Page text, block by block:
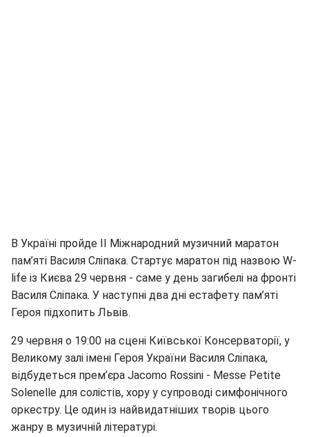
В Україні пройде ІІ Міжнародний музичний маратон
пам’яті Василя Сліпака. Стартує маратон під назвою W-
life із Києва 29 червня - саме у день загибелі на фронті
Василя Сліпака. У наступні два дні естафету пам’яті
Героя підхопить Львів.
29 червня о 19:00 на сцені Київської Консерваторії, у
Великому залі імені Героя України Василя Сліпака,
відбудеться прем’єра Jacomo Rossini - Messe Petite
Solenelle для солістів, хору у супроводі симфонічного
оркестру. Це один із найвидатніших творів цього
жанру в музичній літературі.